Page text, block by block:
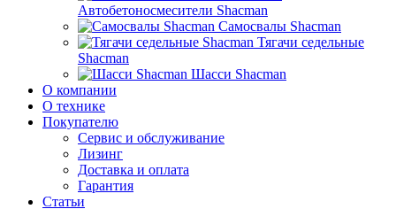
Автобетоносмесители Shacman
Самосвалы Shacman
Тягачи седельные
Shacman
Шасси Shacman
О компании
О технике
Покупателю
Сервис и обслуживание
Лизинг
Доставка и оплата
Гарантия
Статьи